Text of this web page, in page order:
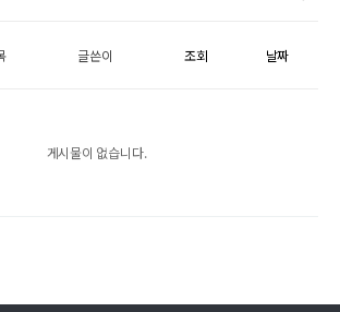
글쓴이 조회 날짜
게시물이 없습니다.